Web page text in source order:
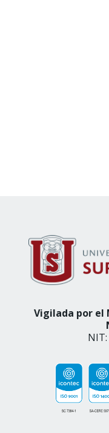
Vigilada por el